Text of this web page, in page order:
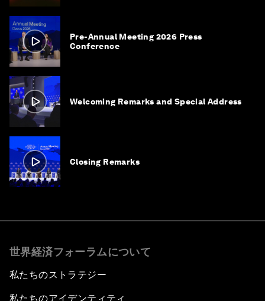
Pre-Annual Meeting 2026 Press
Conference
Welcoming Remarks and Special Address
Closing Remarks
世界経済フォーラムについて
私たちのストラテジー
私たちのアイデンティティ